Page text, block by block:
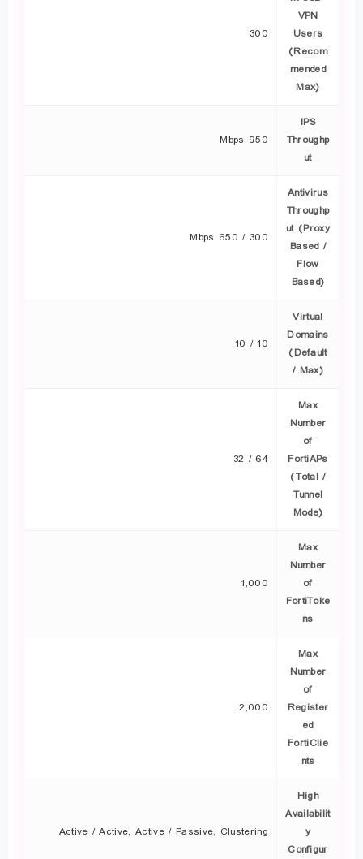
VPN
Users
(Recom
mended
Max)
300
IPS
Throughp
ut
950 Mbps
Antivirus
Throughp
ut (Proxy
Based /
Flow
Based)
300 / 650 Mbps
Virtual
Domains
(Default
/ Max)
10 / 10
Max
Number
of
FortiAPs
(Total /
Tunnel
Mode)
64 / 32
Max
Number
of
FortiToke
ns
1,000
Max
Number
of
Register
ed
FortiClie
nts
2,000
High
Availabilit
y
Configur
Active / Active, Active / Passive, Clustering